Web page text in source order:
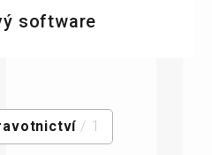
software
/ 1